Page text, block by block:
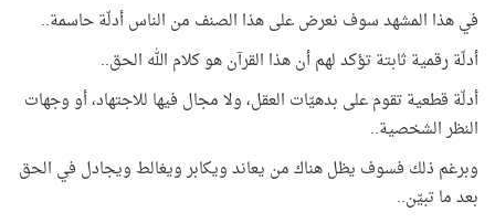
في هذا المشهد سوف نعرض على هذا الصنف من الناس أدلّة حاسمة..
أدلّة رقمية ثابتة تؤكد لهم أن هذا القرآن هو كلام الله الحق..
أدلّة قطعية تقوم على بدهيّات العقل، ولا مجال فيها للاجتهاد، أو وجهات
النظر الشخصية..
وبرغم ذلك فسوف يظل هناك من يعاند ويكابر ويغالط ويجادل في الحق
بعد ما تبيّن..